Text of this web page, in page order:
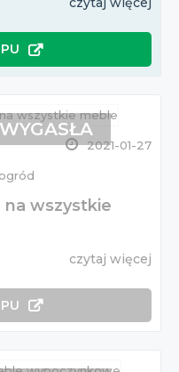
2021-01-27
na wszystkie
czytaj więcej